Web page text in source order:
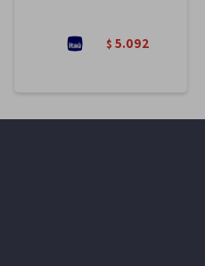
$ 5.092